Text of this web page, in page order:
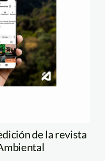
de la revista